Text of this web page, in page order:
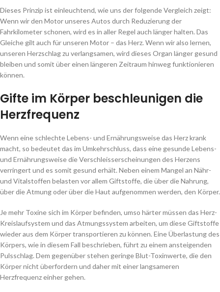
Dieses Prinzip ist einleuchtend, wie uns der folgende Vergleich zeigt:
Wenn wir den Motor unseres Autos durch Reduzierung der
Fahrkilometer schonen, wird es in aller Regel auch länger halten. Das
Gleiche gilt auch für unseren Motor – das Herz. Wenn wir also lernen,
unseren Herzschlag zu verlangsamen, wird dieses Organ länger gesund
bleiben und somit über einen längeren Zeitraum hinweg funktionieren
können.
Gifte im Körper beschleunigen die
Herzfrequenz
Wenn eine schlechte Lebens- und Ernährungsweise das Herz krank
macht, so bedeutet das im Umkehrschluss, dass eine gesunde Lebens-
und Ernährungsweise die Verschleisserscheinungen des Herzens
verringert und es somit gesund erhält. Neben einem Mangel an Nähr-
und Vitalstoffen belasten vor allem Giftstoffe, die über die Nahrung,
über die Atmung oder über die Haut aufgenommen werden, den Körper.
Je mehr Toxine sich im Körper befinden, umso härter müssen das Herz-
Kreislaufsystem und das Atmungssystem arbeiten, um diese Giftstoffe
wieder aus dem Körper transportieren zu können. Eine Überlastung des
Körpers, wie in diesem Fall beschrieben, führt zu einem ansteigenden
Pulsschlag. Dem gegenüber stehen geringe Blut-Toxinwerte, die den
Körper nicht überfordern und daher mit einer langsameren
Herzfrequenz einher gehen.